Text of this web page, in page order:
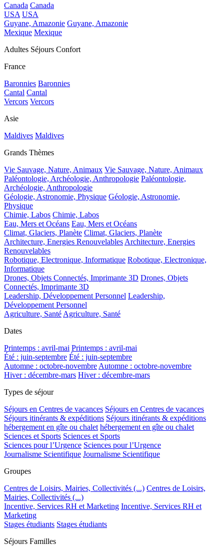
Canada Canada
USA USA
Guyane, Amazonie Guyane, Amazonie
Mexique Mexique
Adultes Séjours Confort
France
Baronnies Baronnies
Cantal Cantal
Vercors Vercors
Asie
Maldives Maldives
Grands Thèmes
Vie Sauvage, Nature, Animaux Vie Sauvage, Nature, Animaux
Paléontologie, Archéologie, Anthropologie Paléontologie,
Archéologie, Anthropologie
Géologie, Astronomie, Physique Géologie, Astronomie,
Physique
Chimie, Labos Chimie, Labos
Eau, Mers et Océans Eau, Mers et Océans
Climat, Glaciers, Planète Climat, Glaciers, Planète
Architecture, Energies Renouvelables Architecture, Energies
Renouvelables
Robotique, Electronique, Informatique Robotique, Electronique,
Informatique
Drones, Objets Connectés, Imprimante 3D Drones, Objets
Connectés, Imprimante 3D
Leadership, Développement Personnel Leadership,
Développement Personnel
Agriculture, Santé Agriculture, Santé
Dates
Printemps : avril-mai Printemps : avril-mai
Été : juin-septembre Été : juin-septembre
Automne : octobre-novembre Automne : octobre-novembre
Hiver : décembre-mars Hiver : décembre-mars
Types de séjour
Séjours en Centres de vacances Séjours en Centres de vacances
Séjours itinérants & expéditions Séjours itinérants & expéditions
hébergement en gîte ou chalet hébergement en gîte ou chalet
Sciences et Sports Sciences et Sports
Sciences pour l’Urgence Sciences pour l’Urgence
Journalisme Scientifique Journalisme Scientifique
Groupes
Centres de Loisirs, Mairies, Collectivités (...) Centres de Loisirs,
Mairies, Collectivités (...)
Incentive, Services RH et Marketing Incentive, Services RH et
Marketing
Stages étudiants Stages étudiants
Séjours Familles